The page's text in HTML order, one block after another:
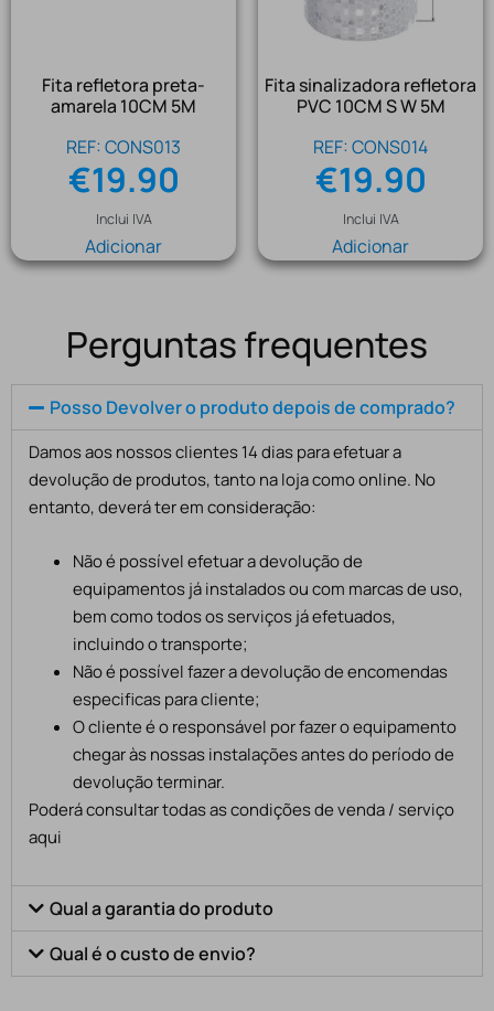
Fita refletora preta-
amarela 10CM 5M
REF: CONS013
€19.90
Inclui IVA
Adicionar
Fita sinalizadora refletora
PVC 10CM S W 5M
REF: CONS014
€19.90
Inclui IVA
Adicionar
Perguntas frequentes
Posso Devolver o produto depois de comprado?
Damos aos nossos clientes 14 dias para efetuar a
devolução de produtos, tanto na loja como online. No
entanto, deverá ter em consideração:
Não é possível efetuar a devolução de
equipamentos já instalados ou com marcas de uso,
bem como todos os serviços já efetuados,
incluindo o transporte;
Não é possível fazer a devolução de encomendas
especificas para cliente;
O cliente é o responsável por fazer o equipamento
chegar às nossas instalações antes do período de
devolução terminar.
Poderá consultar todas as condições de venda / serviço
aqui
Qual a garantia do produto
Qual é o custo de envio?